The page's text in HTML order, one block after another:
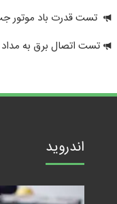
تست قدرت باد موتور
تست اتصال برق به مداد
اندروید